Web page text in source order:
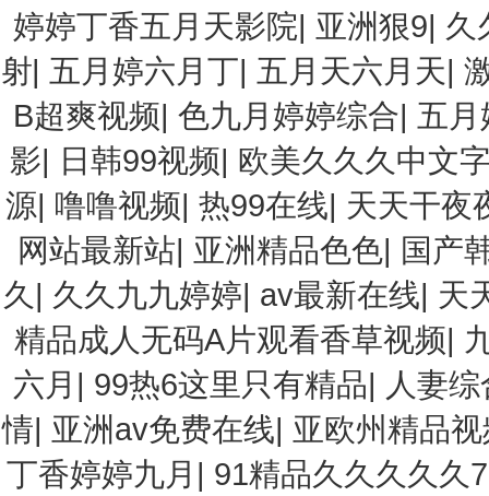
婷婷丁香五月天影院| 亚洲狠9| 久
射| 五月婷六月丁| 五月天六月天|
B超爽视频|色九月婷婷综合| 五月
影| 日韩99视频| 欧美久久久中文
源| 噜噜视频|热99在线| 天天干夜
网站最新站| 亚洲精品色色| 国产
久 | 久久九九婷婷| av最新在线| 天
精品成人无码A片观看香草视频|
六月 | 99热6这里只有精品| 人妻
情| 亚洲av免费在线| 亚欧州精品
丁香婷婷九月 | 91精品久久久久久